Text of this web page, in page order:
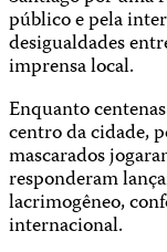
público e pela
desigualdades
imprensa local.
Enquanto
centro da cidade,
mascarados
responderam
lacrimogêneo,
internacional.